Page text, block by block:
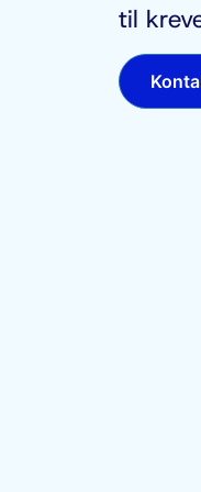
til